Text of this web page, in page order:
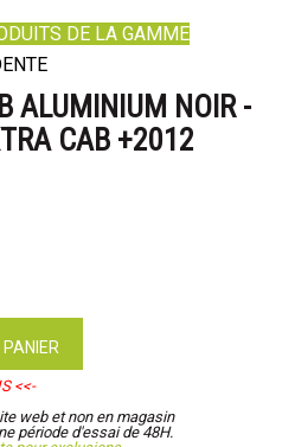
DE LA GAMME
ALUMINIUM NOIR -
CAB +2012
<<-
web et non en magasin
période d'essai de 48H.